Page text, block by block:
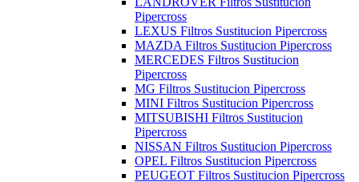
Pipercross
LEXUS Filtros Sustitucion Pipercross
MAZDA Filtros Sustitucion Pipercross
MERCEDES Filtros Sustitucion
Pipercross
MG Filtros Sustitucion Pipercross
MINI Filtros Sustitucion Pipercross
MITSUBISHI Filtros Sustitucion
Pipercross
NISSAN Filtros Sustitucion Pipercross
OPEL Filtros Sustitucion Pipercross
PEUGEOT Filtros Sustitucion Pipercross